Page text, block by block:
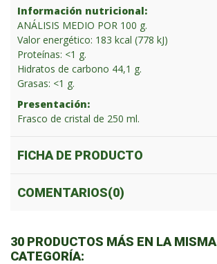
Información nutricional:
ANÁLISIS MEDIO POR 100 g.
Valor energético: 183 kcal (778 kJ)
Proteínas: <1 g.
Hidratos de carbono 44,1 g.
Grasas: <1 g.
Presentación:
Frasco de cristal de 250 ml.
FICHA DE PRODUCTO
COMENTARIOS(0)
30 PRODUCTOS MÁS EN LA MISMA
CATEGORÍA: